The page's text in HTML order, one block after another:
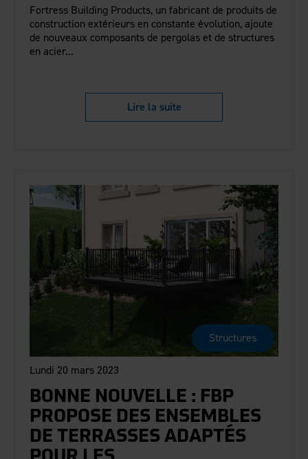
Fortress Building Products, un fabricant de produits de
construction extérieurs en constante évolution, ajoute
de nouveaux composants de pergolas et de structures
en acier...
Lire la suite
Structures
Lundi 20 mars 2023
BONNE NOUVELLE : FBP
PROPOSE DES ENSEMBLES
DE TERRASSES ADAPTÉS